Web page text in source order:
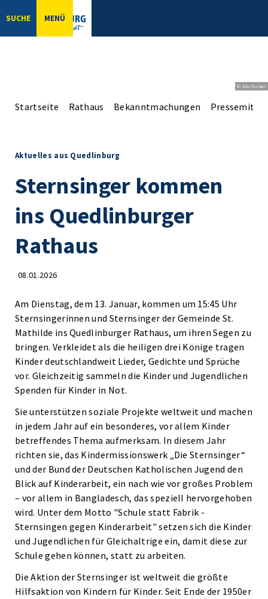
SUCHE MENÜ
© bbsferrari
Startseite Rathaus Bekanntmachungen
Aktuelles aus Quedlinburg
Sternsinger kommen
ins Quedlinburger
Rathaus
08.01.2026
Am Dienstag, dem 13. Januar, kommen um 15:45 Uhr
Sternsingerinnen und Sternsinger der Gemeinde St.
Mathilde ins Quedlinburger Rathaus, um ihren Segen zu
bringen. Verkleidet als die heiligen drei Könige tragen
Kinder deutschlandweit Lieder, Gedichte und Sprüche
vor. Gleichzeitig sammeln die Kinder und Jugendlichen
Spenden für Kinder in Not.
Sie unterstützen soziale Projekte weltweit und machen
in jedem Jahr auf ein besonderes, vor allem Kinder
betreffendes Thema aufmerksam. In diesem Jahr
richten sie, das Kindermissionswerk „Die Sternsinger“
und der Bund der Deutschen Katholischen Jugend den
Blick auf Kinderarbeit, ein nach wie vor großes Problem
– vor allem in Bangladesch, das speziell hervorgehoben
wird. Unter dem Motto "Schule statt Fabrik -
Sternsingen gegen Kinderarbeit" setzen sich die Kinder
und Jugendlichen für Gleichaltrige ein, damit diese zur
Schule gehen können, statt zu arbeiten.
Die Aktion der Sternsinger ist weltweit die größte
Hilfsaktion von Kindern für Kinder. Seit Ende der 1950er